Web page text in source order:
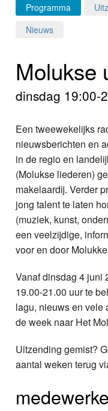
Login
Programma's
Video
Webcam
Info
Programma
Nieuws
Molukse
dinsdag 19:00-
Een tweewekelijks
nieuwsberichten en
in de regio en
(Molukse liederen)
makelaardij. Verder
jong talent te laten
(muziek, kunst,
een veelzijdige,
voor en door
Vanaf dinsdag 4 juni
19.00-21.00 uur te
lagu, nieuws en vele
de week naar Het
Uitzending gemist?
aantal weken terug